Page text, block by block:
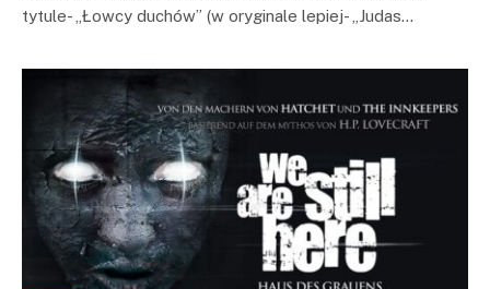
tytule- „Łowcy duchów” (w oryginale lepiej- „Judas…